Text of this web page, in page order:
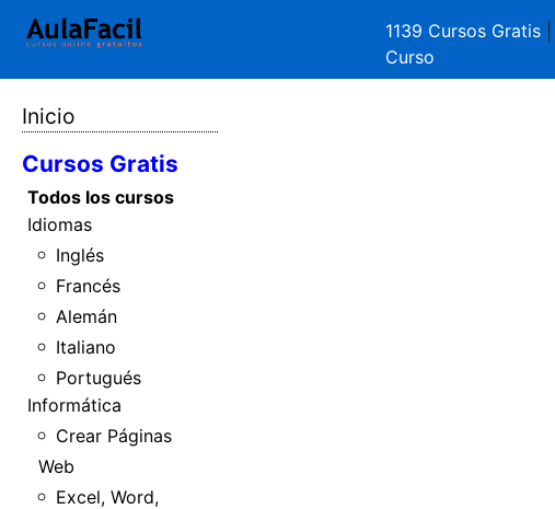
1139 Cursos Gratis
Curso
Inicio
Cursos Gratis
Todos los cursos
Idiomas
Inglés
Francés
Alemán
Italiano
Portugués
Informática
Crear Páginas
Web
Excel, Word,